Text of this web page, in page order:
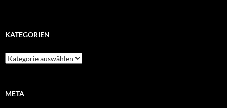
KATEGORIEN
Kategorien
META